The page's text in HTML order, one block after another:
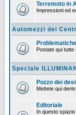
Terremoto in
Impressioni ed
Automezzi dei
Postate qui
Speciale
Pozzo dei
Mettete qui
Editoriale
In questo